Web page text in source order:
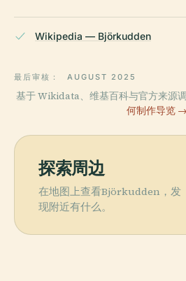
Wikipedia — Björkudden
最后审核： AUGUST 2025
基于 Wikidata、维基百科与官方来源调
何制作导览 →
探索周边
在地图上查看Björkudden，发
现附近有什么。